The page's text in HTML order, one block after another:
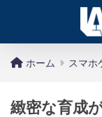
ホーム スマホ
緻密な育成